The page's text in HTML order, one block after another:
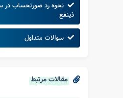
نحوه رد صورتحساب در
ذینفع
سوالات متداول
مقالات مرتبط